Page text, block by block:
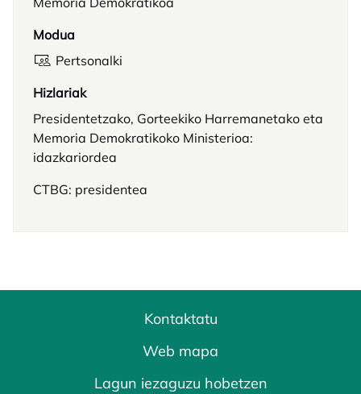
Modua
Pertsonalki
Hizlariak
Presidentetzako, Gorteekiko Harremanetako eta
Memoria Demokratikoko Ministerioa:
idazkariordea
CTBG: presidentea
Kontaktatu
Web mapa
Lagun iezaguzu hobetzen